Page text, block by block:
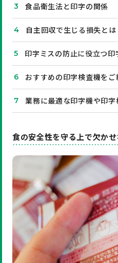
食品衛生法と印字の関係
自主回収で生じる損失とは
印字ミスの防止に役立つ印
おすすめの印字検査機をご
業務に最適な印字機や印
食の安全性を守る上で欠かせ